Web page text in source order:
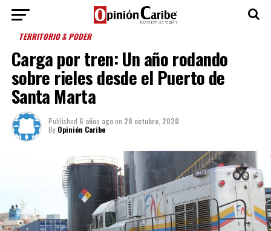
TERRITORIO & PODER
Carga por tren: Un año rodando
sobre rieles desde el Puerto de
Santa Marta
Published 6 años agoon 28 octubre, 2020
By Opinión Caribe